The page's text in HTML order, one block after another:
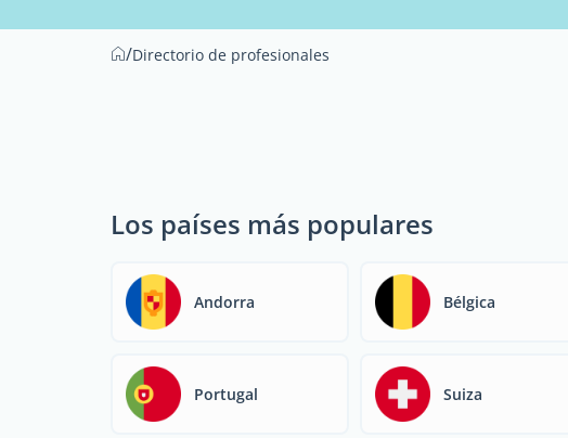
/Directorio de profesionales
Los países más populares
Andorra Bélgica
Portugal Suiza